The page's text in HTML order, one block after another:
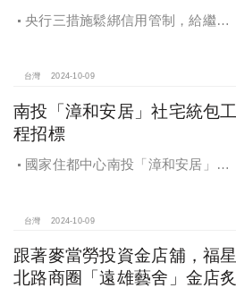
央行三措施鬆綁信用管制，給繼
台灣 2024-10-09
南投「漳和安居」社宅統包工
程招標
國家住都中心南投「漳和安居」社
台灣 2024-10-09
跟著麥當勞投資金店舖，福星
北路商圈「遠雄藝舍」金店炙